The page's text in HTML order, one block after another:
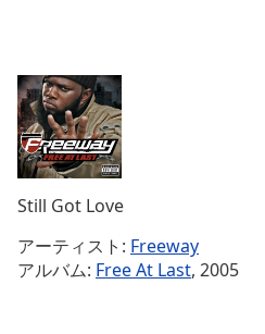
Current
Time0:00
Duration-:-
Loaded:
Stream
TypeLIVE
Seek to
live,
Still Got Love
アーティスト: Freeway
アルバム: Free At Last, 2005